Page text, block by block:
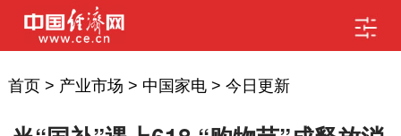
首页> 产业市场 > 中国家电> 今日更新